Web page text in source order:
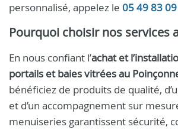
personnalisé, appelez le 05 49 83
Pourquoi choisir nos services
En nous confiant l’achat et
portails et baies vitrées au
bénéficiez de produits de qualité,
et d’un accompagnement sur
menuiseries garantissent sécurité,